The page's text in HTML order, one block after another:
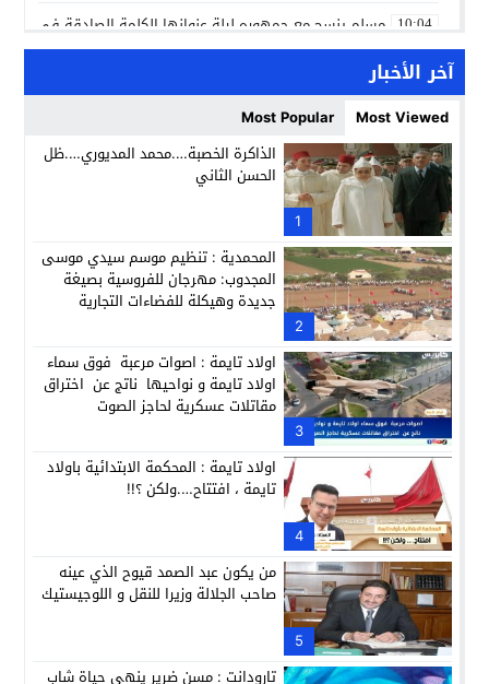
10:04 مسلم ينسج مع جمهوره ليلة عنوانها الكلمة الصادقة في
18:17 مؤسسة سجلماسة الخاصة للتعليم العتيق… منارة تربوية تجمع
إحياء مشروع الحي الحرفي عنوان لقاء جمع وفد من جمعية
14:24 بن كيران يهاجم “البام”: “حزب الفساد وقياداته انتهى
11:33 كمال محرر يقود استئنافية تارودانت: مسار قضائي راسخ ورؤية
11:05 حبشان وكيلاً عاماً بتارودانت: ترقية جديدة في الحركة القضائية
آخر الأخبار
Most Viewed
Most Popular
1
الذاكرة الخصبة….محمد المديوري….ظل
الحسن الثاني
2
المحمدية : تنظيم موسم سيدي موسى
المجدوب: مهرجان للفروسية بصيغة
جديدة وهيكلة للفضاءات التجارية
3
اولاد تايمة : اصوات مرعبة فوق سماء
اولاد تايمة و نواحيها ناتج عن اختراق
مقاتلات عسكرية لحاجز الصوت
4
اولاد تايمة : المحكمة الابتدائية باولاد
تايمة ، افتتاح….ولكن ؟!!
5
من يكون عبد الصمد قيوح الذي عينه
صاحب الجلالة وزيرا للنقل و اللوجيستيك
تارودانت : مسن ضرير ينهي حياة شاب